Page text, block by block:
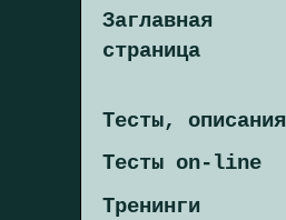
Заглавная
страница
Тесты, описания
Тесты on-line
Тренинги